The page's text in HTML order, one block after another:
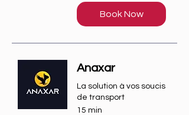
Book Now
Anaxar
La solution à vos soucis
de transport
15 min